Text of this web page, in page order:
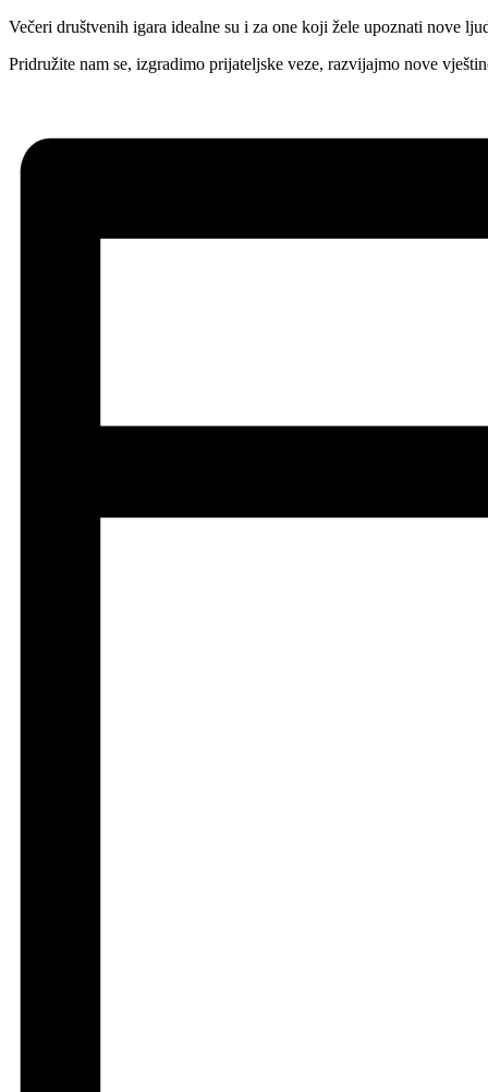
Večeri društvenih igara idealne su i za one koji žele upoznati nove
Pridružite nam se, izgradimo prijateljske veze, razvijajmo nove